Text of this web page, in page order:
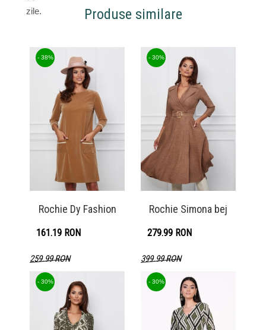
Produse similare
Rochie Dy Fashion
- 38%
161.19 RON
259.99 RON
Detaliu produs
Rochie Simona bej
- 30%
279.99 RON
399.99 RON
Detaliu produs
- 30% - 30%